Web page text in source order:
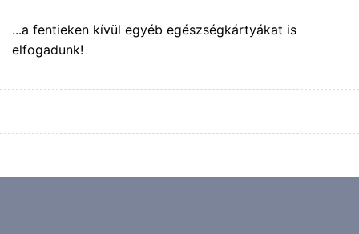
...a fentieken kívül egyéb egészségkártyákat is
elfogadunk!